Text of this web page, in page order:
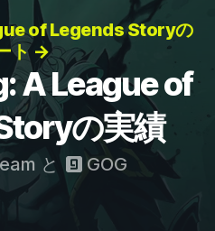
of Legends Storyの
ト →
A League of
の実績
と GOG